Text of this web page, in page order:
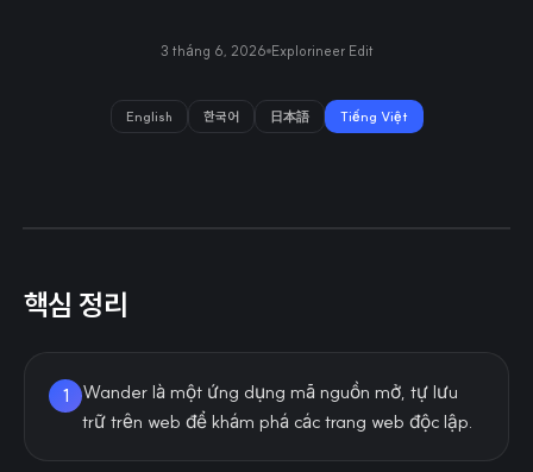
3 tháng 6, 2026 Explorineer Edit
English 한국어 日本語 Tiếng Việt
핵심 정리
1
Wander là một ứng dụng mã nguồn mở, tự lưu
trữ trên web để khám phá các trang web độc lập.